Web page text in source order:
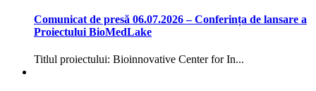
Comunicat de presă 06.07.2026 – Conferința de lansare a
Proiectului BioMedLake
Titlul proiectului: Bioinnovative Center for In...